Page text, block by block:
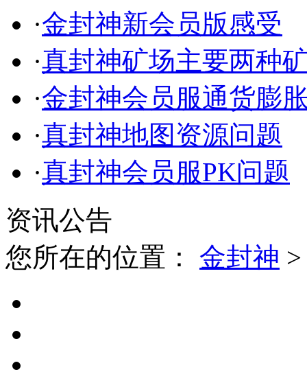
·金封神新会员版感受
·真封神矿场主要两种
·金封神会员服通货膨
·真封神地图资源问题
·真封神会员服PK问题
资讯公告
您所在的位置： 金封神